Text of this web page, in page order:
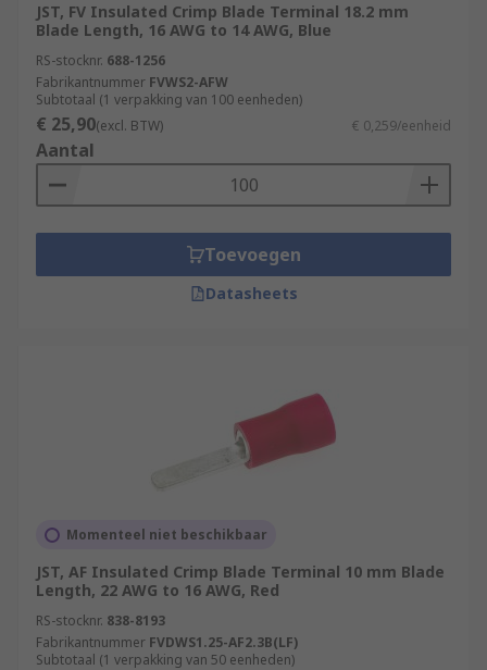
JST, FV Insulated Crimp Blade Terminal 18.2 mm
Blade Length, 16 AWG to 14 AWG, Blue
RS-stocknr. 688-1256
Fabrikantnummer FVWS2-AFW
Subtotaal (1 verpakking van 100 eenheden)
€ 25,90(excl. BTW) € 0,259/eenheid
Aantal
Toevoegen
Datasheets
Momenteel niet beschikbaar
JST, AF Insulated Crimp Blade Terminal 10 mm Blade
Length, 22 AWG to 16 AWG, Red
RS-stocknr. 838-8193
Fabrikantnummer FVDWS1.25-AF2.3B(LF)
Subtotaal (1 verpakking van 50 eenheden)